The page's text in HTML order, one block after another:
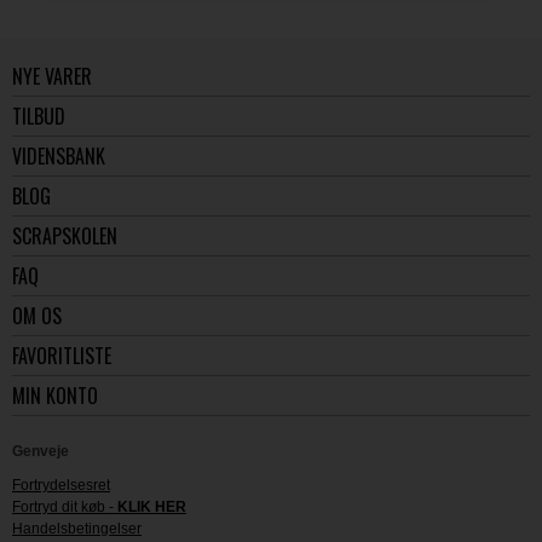
NYE VARER
TILBUD
VIDENSBANK
BLOG
SCRAPSKOLEN
FAQ
OM OS
FAVORITLISTE
MIN KONTO
Genveje
Fortrydelsesret
Fortryd dit køb - KLIK HER
Handelsbetingelser